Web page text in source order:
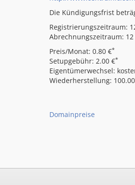
Die Kündigungsfrist
Registrierungszeitraum:
Abrechnungszeitraum:
Preis/Monat: 0.80 €*
Setupgebühr: 2.00 €*
Eigentümerwechsel:
Wiederherstellung:
Domainpreise